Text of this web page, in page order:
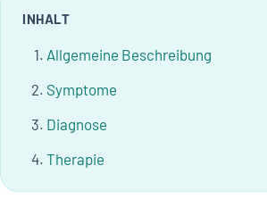
INHALT
Allgemeine Beschreibung
Symptome
Diagnose
Therapie